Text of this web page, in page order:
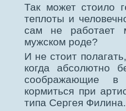
Так может стоило
теплоты и
сам не работает
мужском роде?
И не стоит
когда абсолютно
соображающие в
кормиться при
типа Сергея Филина.